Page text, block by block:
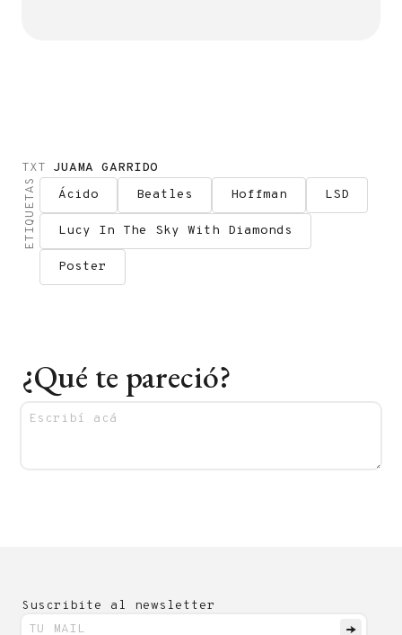
TXT JUAMA GARRIDO
ETIQUETAS Ácido Beatles Hoffman LSD
Lucy In The Sky With Diamonds
Poster
¿Qué te pareció?
Suscribite al newsletter